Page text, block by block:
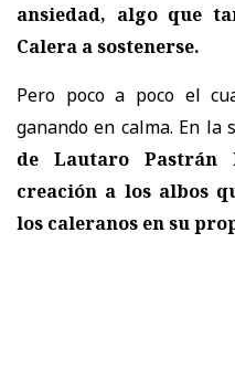
ansiedad, algo que
Calera a sostenerse.
Pero poco a poco el
ganando en calma. En la
de Lautaro
creación a los albos
los caleranos en su